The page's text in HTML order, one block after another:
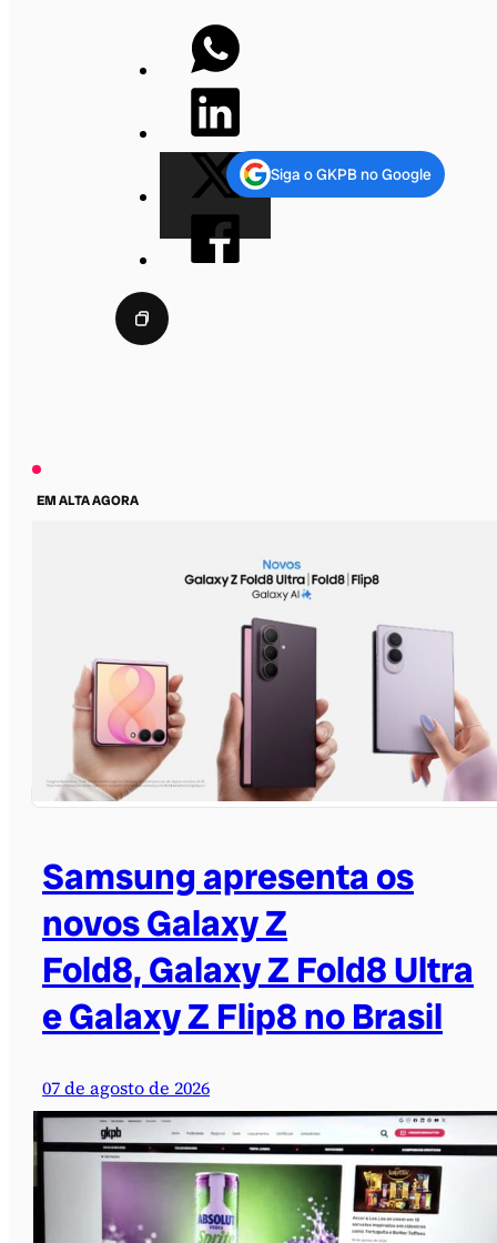
Siga o GKPB no Google
EM ALTA AGORA
Samsung apresenta os
novos Galaxy Z
Fold8, Galaxy Z Fold8 Ultra
e Galaxy Z Flip8 no Brasil
07 de agosto de 2026